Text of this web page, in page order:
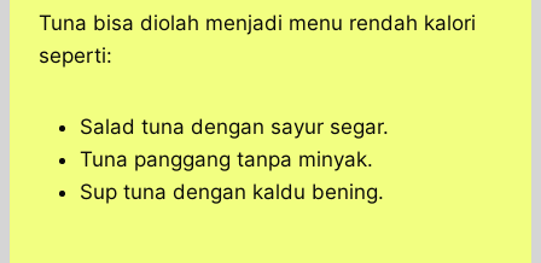
Tuna bisa diolah menjadi menu rendah kalori
seperti:
Salad tuna dengan sayur segar.
Tuna panggang tanpa minyak.
Sup tuna dengan kaldu bening.